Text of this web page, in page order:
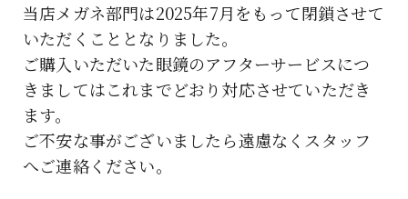
当店メガネ部門は2025年7月をもって閉鎖させて
いただくこととなりました。
ご購入いただいた眼鏡のアフターサービスにつ
きましてはこれまでどおり対応させていただき
ます。
ご不安な事がございましたら遠慮なくスタッフ
へご連絡ください。